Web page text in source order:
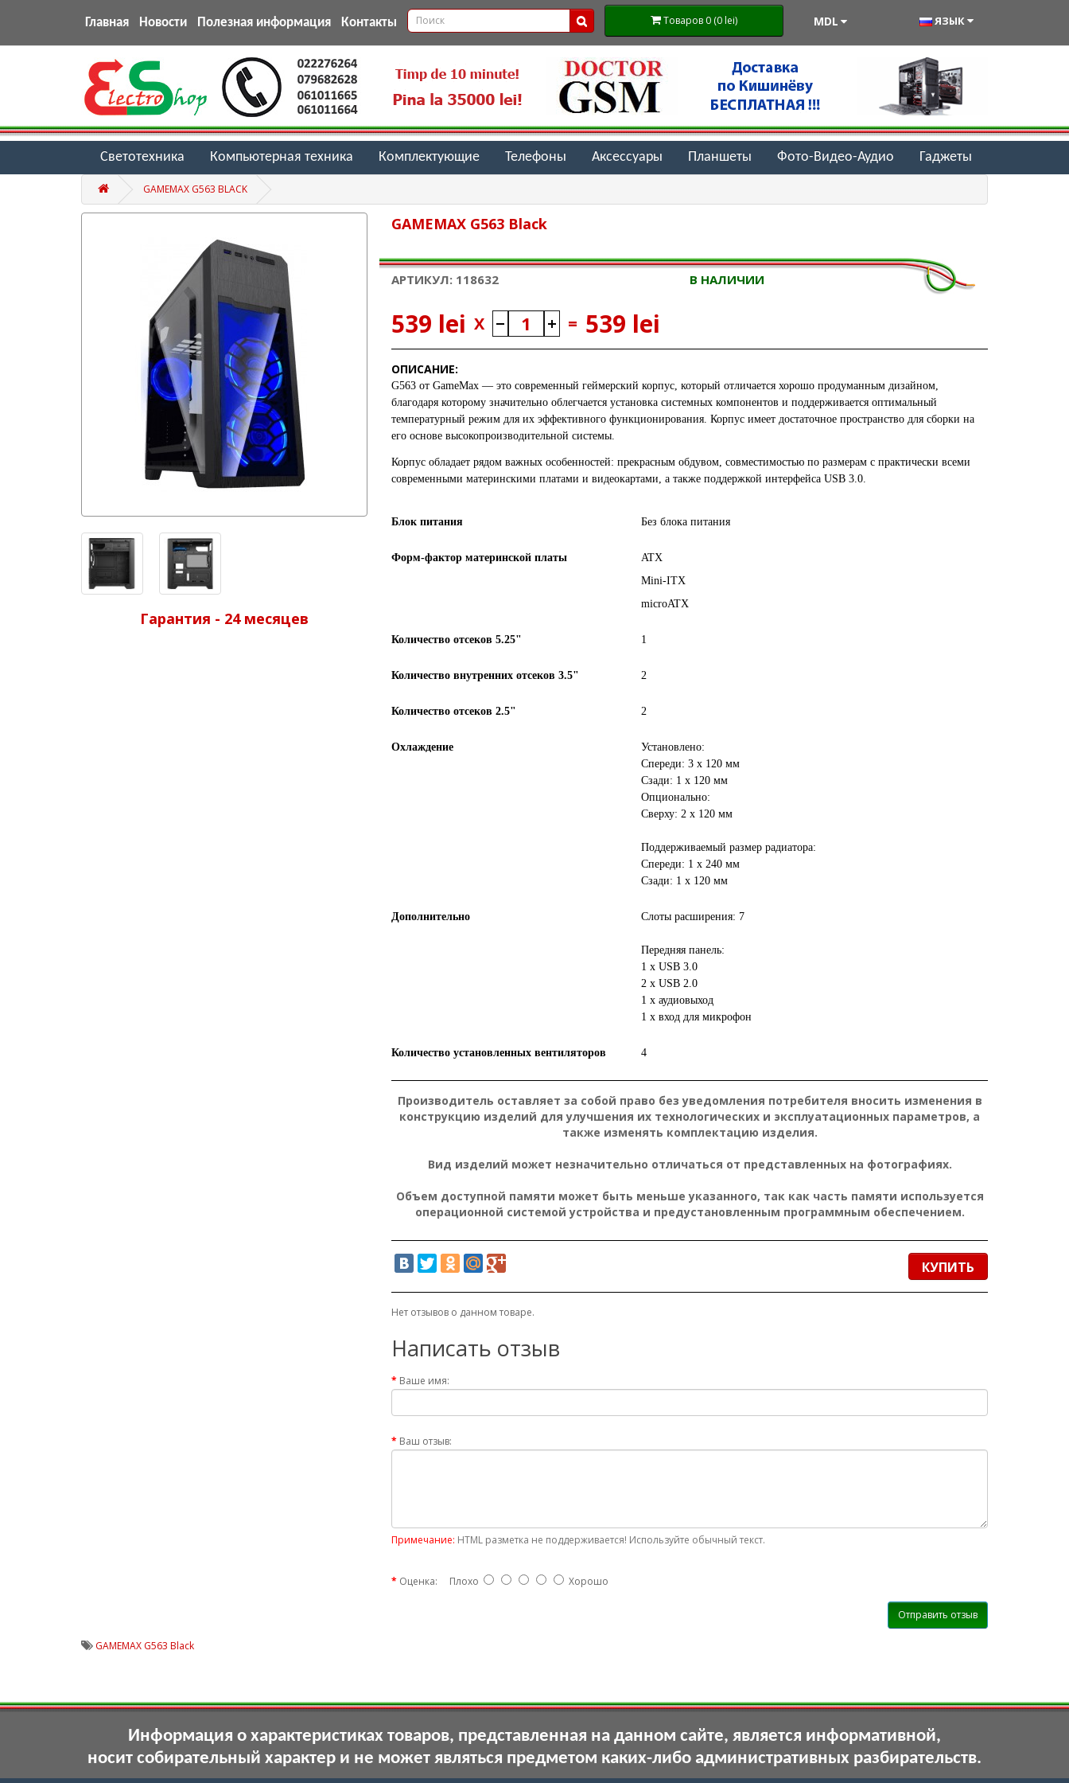
Главная Новости Полезная информация Контакты Товаров 0 (0 lei) MDL ЯЗЫК
Светотехника Компьютерная техника Комплектующие Телефоны Аксессуары Планшеты Фото-Видео-Аудио Гаджеты
GAMEMAX G563 BLACK
Гарантия - 24 месяцев
GAMEMAX G563 Black
АРТИКУЛ: 118632 В НАЛИЧИИ
539 lei X = 539 lei
ОПИСАНИЕ:
G563 от GameMax — это современный геймерский корпус, который отличается хорошо продуманным дизайном,
благодаря которому значительно облегчается установка системных компонентов и поддерживается оптимальный
температурный режим для их эффективного функционирования. Корпус имеет достаточное пространство для сборки на
его основе высокопроизводительной системы.
Корпус обладает рядом важных особенностей: прекрасным обдувом, совместимостью по размерам с практически всеми
современными материнскими платами и видеокартами, а также поддержкой интерфейса USB 3.0.
Блок питания Без блока питания
Форм-фактор материнской платы
ATX
Mini-ITX
microATX
Количество отсеков 5.25" 1
Количество внутренних отсеков 3.5" 2
Количество отсеков 2.5" 2
Охлаждение
Установлено:
Спереди: 3 x 120 мм
Сзади: 1 х 120 мм
Опционально:
Сверху: 2 x 120 мм
Поддерживаемый размер радиатора:
Спереди: 1 х 240 мм
Сзади: 1 х 120 мм
Дополнительно Слоты расширения: 7
Передняя панель:
1 х USB 3.0
2 х USB 2.0
1 х аудиовыход
1 х вход для микрофон
Количество установленных вентиляторов 4
Производитель оставляет за собой право без уведомления потребителя вносить изменения в
конструкцию изделий для улучшения их технологических и эксплуатационных параметров, а
также изменять комплектацию изделия.
Вид изделий может незначительно отличаться от представленных на фотографиях.
Объем доступной памяти может быть меньше указанного, так как часть памяти используется
операционной системой устройства и предустановленным программным обеспечением.
КУПИТЬ
Нет отзывов о данном товаре.
Написать отзыв
Ваше имя:
Ваш отзыв:
Примечание: HTML разметка не поддерживается! Используйте обычный текст.
Оценка: Плохо Хорошо
Отправить отзыв
GAMEMAX G563 Black
Информация о характеристиках товаров, представленная на данном сайте, является информативной,
носит собирательный характер и не может являться предметом каких-либо административных разбирательств.